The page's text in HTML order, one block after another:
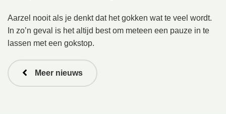
Aarzel nooit als je denkt dat het gokken wat te veel wordt.
In zo’n geval is het altijd best om meteen een pauze in te
lassen met een gokstop.
Meer nieuws